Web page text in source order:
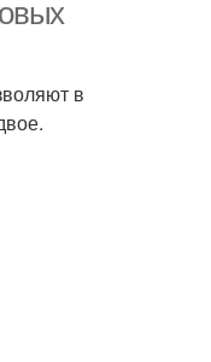
в